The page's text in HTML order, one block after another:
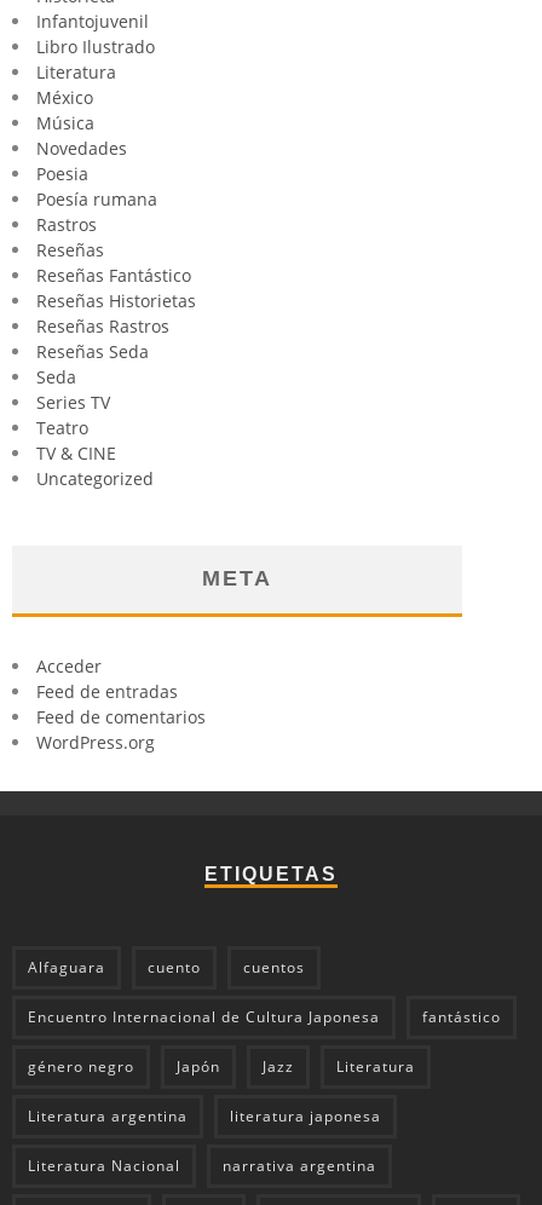
Infantojuvenil
Libro Ilustrado
Literatura
México
Música
Novedades
Poesia
Poesía rumana
Rastros
Reseñas
Reseñas Fantástico
Reseñas Historietas
Reseñas Rastros
Reseñas Seda
Seda
Series TV
Teatro
TV & CINE
Uncategorized
META
Acceder
Feed de entradas
Feed de comentarios
WordPress.org
ETIQUETAS
Alfaguara cuento cuentos
Encuentro Internacional de Cultura Japonesa fantástico
género negro Japón Jazz Literatura
Literatura argentina literatura japonesa
Literatura Nacional narrativa argentina